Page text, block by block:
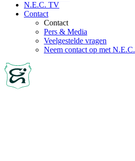
N.E.C. TV
Contact
Contact
Pers & Media
Veelgestelde vragen
Neem contact op met N.E.C.